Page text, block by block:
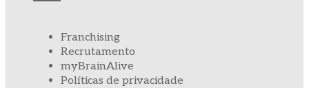
Franchising
Recrutamento
myBrainAlive
Políticas de privacidade